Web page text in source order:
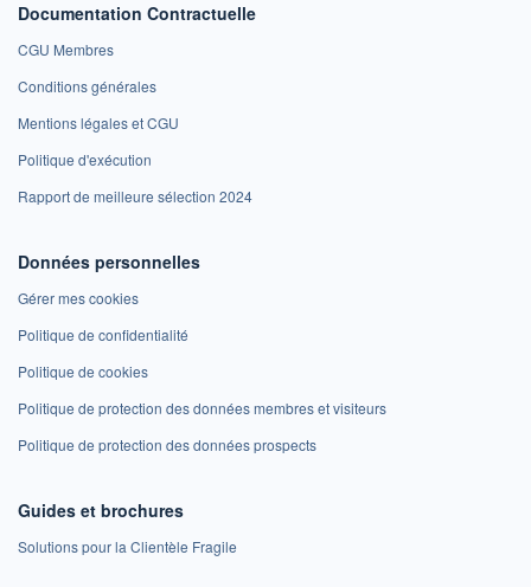
Documentation Contractuelle
CGU Membres
Conditions générales
Mentions légales et CGU
Politique d'exécution
Rapport de meilleure sélection 2024
Données personnelles
Gérer mes cookies
Politique de confidentialité
Politique de cookies
Politique de protection des données membres et visiteurs
Politique de protection des données prospects
Guides et brochures
Solutions pour la Clientèle Fragile